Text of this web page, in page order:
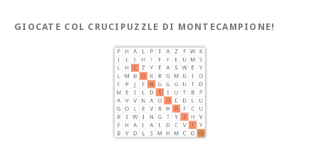
GIOCATE COL CRUCIPUZZLE DI MONTECAMPIONE!